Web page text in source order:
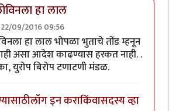
हा लाल
09/2016 09:56
कोहळा (Benincasa hispida)byडॉ सुहास
हा लाल भोपळा भुताचे तोंड म्हनून
असा आदेश काढण्यास हरकत नाही. .
युरोप बिरोप टणाटणी मंडळ.
लॉग इन कराकिंवासदस्य व्हा